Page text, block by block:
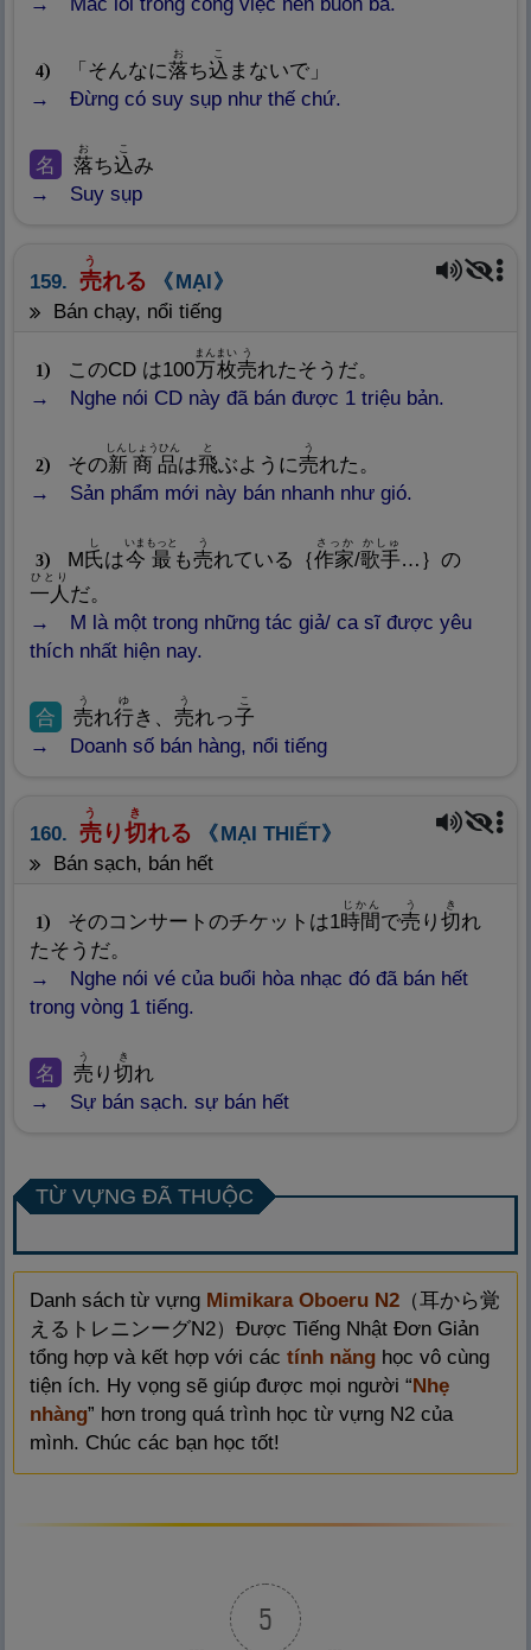
4 「そんなに落
お
ち込
こ
まないで」
Đừng có suy sụp như thế chứ.
名 落
お
ち込
こ
み
Suy sụp
159. 売
う
れる
MẠI
bán chạy, nổi tiếng
1 このCD は100万
nhiều
まん
枚
まい
売
う
れたそうだ。
Nghe nói CD này đã bán được 1 triệu bản.
2 その新商 品
cách, hàng hóa, đếm số bữa
しんしょうひん
は飛
と
ぶように売
う
れた。
Sản phẩm mới này bán nhanh như gió.
3 M氏
し
は今
いま
最
もっと
も売
う
れている｛作家
さっか
/歌手
かしゅ
…｝の
一 人
ひとり
だ。
M là một trong những tác giả/ ca sĩ được yêu
thích nhất hiện nay.
合 売
う
れ行
ゆ
き、 売
う
れっ子
こ
Doanh số bán hàng, nổi tiếng
160. 売
う
り切
き
れる
MẠI THIẾT
bán sạch, bán hết
1 そのコンサートのチケットは1時間
Nghĩa: Khoảng, ở giữa, bên
じかん
で売
う
り切
き
れ
たそうだ。
Nghe nói vé của buổi hòa nhạc đó đã bán hết
trong vòng 1 tiếng.
名 売
う
り 切
き
れ
Sự bán sạch. sự bán hết
TỪ VỰNG ĐÃ THUỘC
Danh sách từ vựng Mimikara Oboeru N2（耳から覚
えるトレニンーグN2）Được Tiếng Nhật Đơn Giản
tổng hợp và kết hợp với các tính nănghọc vô cùng
tiện ích. Hy vọng sẽ giúp được mọi người “Nhẹ
nhàng” hơn trong quá trình học từ vựng N2 của
mình. Chúc các bạn học tốt!
5